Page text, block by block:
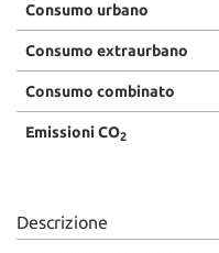
Consumo urbano
Consumo extraurbano
Consumo combinato
Emissioni CO2
Descrizione